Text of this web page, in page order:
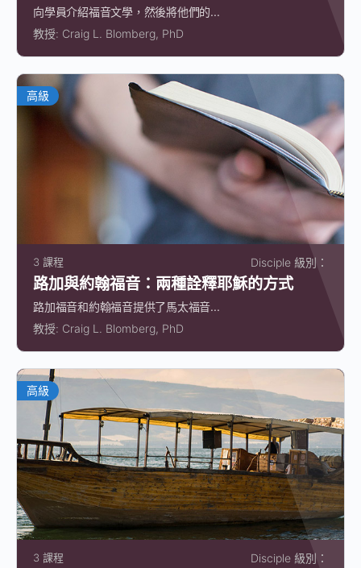
向學員介紹福音文學，然後將他們的...
教授: Craig L. Blomberg, PhD
高級
3 課程 Disciple 級別：
路加與約翰福音：兩種詮釋耶穌的方式
路加福音和約翰福音提供了馬太福音...
教授: Craig L. Blomberg, PhD
高級
3 課程 Disciple 級別：